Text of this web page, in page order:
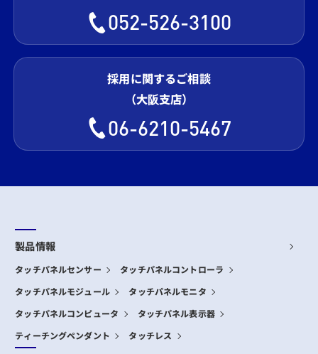
052-526-3100
採用に関するご相談
（大阪支店）
06-6210-5467
製品情報
タッチパネルセンサー タッチパネルコントローラ
タッチパネルモジュール タッチパネルモニタ
タッチパネルコンピュータ タッチパネル表示器
ティーチングペンダント タッチレス